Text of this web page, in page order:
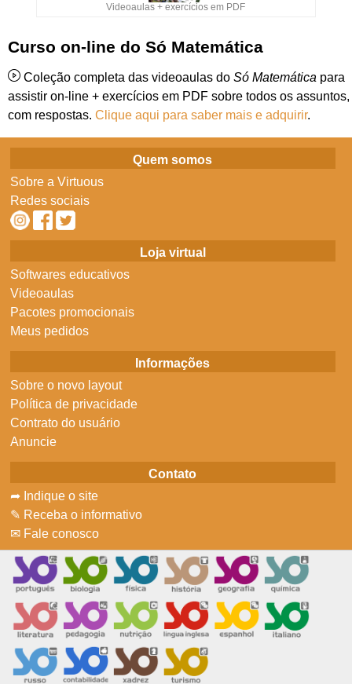
Videoaulas + exercícios em PDF
Curso on-line do Só Matemática
Coleção completa das videoaulas do Só Matemática para
assistir on-line + exercícios em PDF sobre todos os assuntos,
com respostas. Clique aqui para saber mais e adquirir.
Quem somos
Sobre a Virtuous
Redes sociais
Loja virtual
Softwares educativos
Videoaulas
Pacotes promocionais
Meus pedidos
Informações
Sobre o novo layout
Política de privacidade
Contrato do usuário
Anuncie
Contato
➦ Indique o site
✎ Receba o informativo
✉ Fale conosco